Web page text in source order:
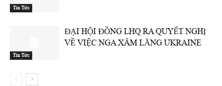
Tin Tức
Tin Tức
ĐẠI HỘI ĐỒNG LHQ RA QUYẾT NGHỊ
VỀ VIỆC NGA XÂM LĂNG UKRAINE